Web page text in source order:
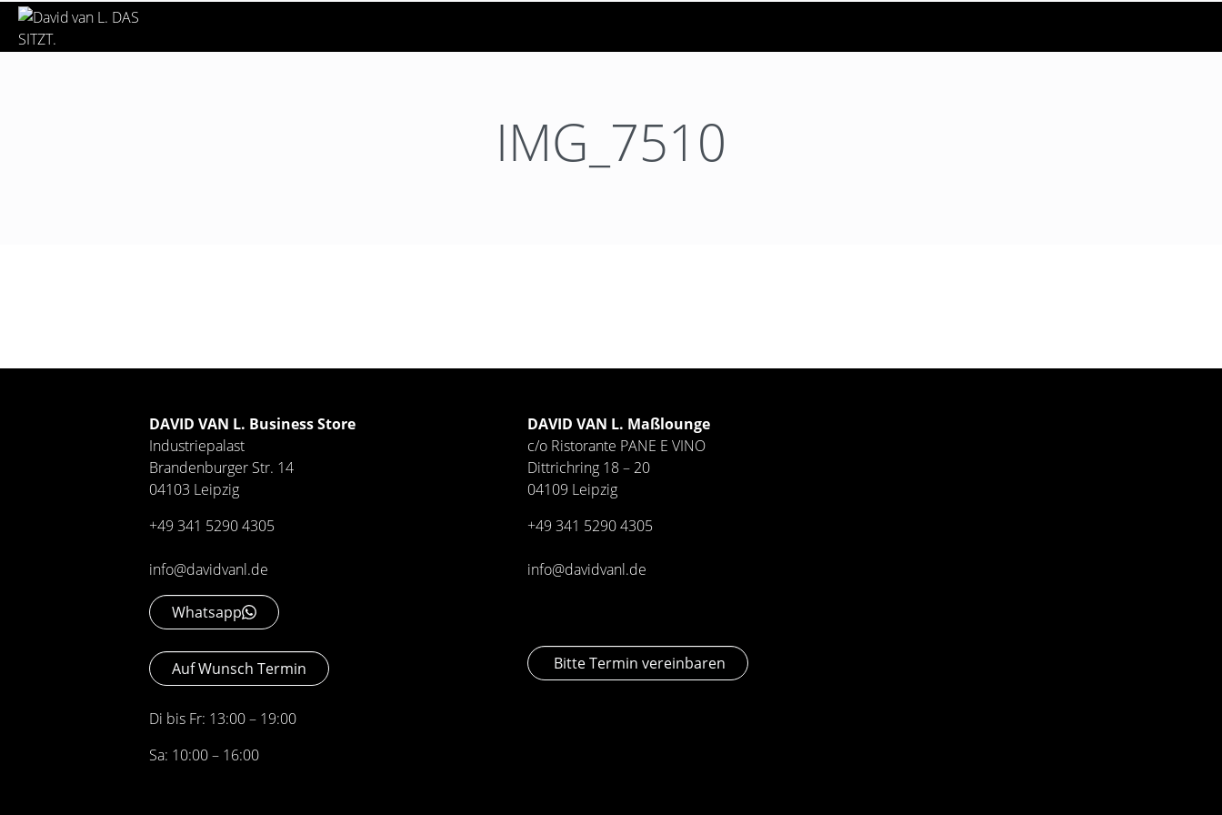
IMG_7510
DAVID VAN L. Business Store
Industriepalast
Brandenburger Str. 14
04103 Leipzig
+49 341 5290 4305
info@davidvanl.de
Whatsapp
Auf Wunsch Termin
Di bis Fr: 13:00 – 19:00
Sa: 10:00 – 16:00
DAVID VAN L. Maßlounge
c/o Ristorante PANE E VINO
Dittrichring 18 – 20
04109 Leipzig
+49 341 5290 4305
info@davidvanl.de
Bitte Termin vereinbaren